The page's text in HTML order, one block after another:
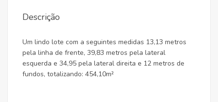
Descrição
Um lindo lote com a seguintes medidas 13,13 metros
pela linha de frente, 39,83 metros pela lateral
esquerda e 34,95 pela lateral direita e 12 metros de
fundos, totalizando: 454,10m²